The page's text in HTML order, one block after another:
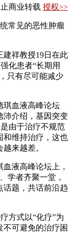
商业转载 授权>>
常见的恶性肿瘤
祥教授19日在此
化患者“长期用
只有尽可能减少
血液高峰论坛
沛介绍，基因突变
由于治疗不规范
和维持治疗，这也
来越差。
液高峰论坛上，
学者齐聚一堂，
话题，共话前沿趋
方式以“化疗”为
可避免的治疗困